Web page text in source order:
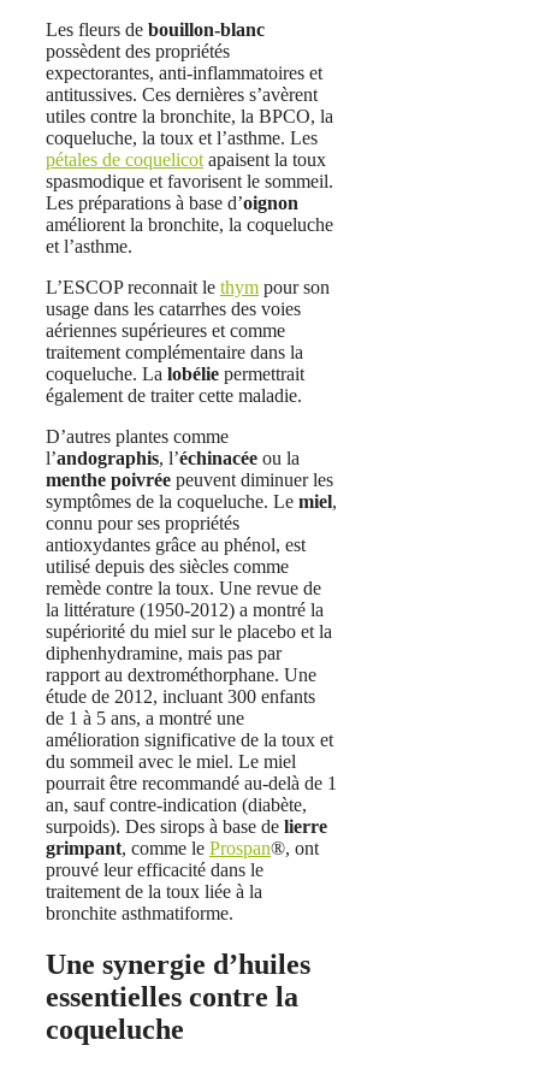
Les fleurs de bouillon-blanc
possèdent des propriétés
expectorantes, anti-inflammatoires et
antitussives. Ces dernières s’avèrent
utiles contre la bronchite, la BPCO, la
coqueluche, la toux et l’asthme. Les
pétales de coquelicot apaisent la toux
spasmodique et favorisent le sommeil.
Les préparations à base d’oignon
améliorent la bronchite, la coqueluche
et l’asthme.
L’ESCOP reconnait le thym pour son
usage dans les catarrhes des voies
aériennes supérieures et comme
traitement complémentaire dans la
coqueluche. La lobélie permettrait
également de traiter cette maladie.
D’autres plantes comme
l’andographis, l’échinacée ou la
menthe poivrée peuvent diminuer les
symptômes de la coqueluche. Le miel,
connu pour ses propriétés
antioxydantes grâce au phénol, est
utilisé depuis des siècles comme
remède contre la toux. Une revue de
la littérature (1950-2012) a montré la
supériorité du miel sur le placebo et la
diphenhydramine, mais pas par
rapport au dextrométhorphane. Une
étude de 2012, incluant 300 enfants
de 1 à 5 ans, a montré une
amélioration significative de la toux et
du sommeil avec le miel. Le miel
pourrait être recommandé au-delà de 1
an, sauf contre-indication (diabète,
surpoids). Des sirops à base de lierre
grimpant, comme le Prospan®, ont
prouvé leur efficacité dans le
traitement de la toux liée à la
bronchite asthmatiforme.
Une synergie d’huiles
essentielles contre la
coqueluche